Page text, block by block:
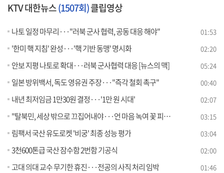
KTV 대한뉴스(1507회)클립영상
나토 일정 마무리···"러북 군사 협력, 공동 대응 해야" 01:53
'한미 핵 지침' 완성···'핵 기반 동맹' 명시화 02:20
안보 지평 나토로 확대···러북 군사협력 대응 [뉴스의 맥] 05:24
일본 방위백서, 독도 영유권 주장···"즉각 철회 촉구" 00:40
내년 최저임금 1만30원 결정···'1만 원 시대' 02:07
"탈북민, 세상 밖으로 끄집어내야···언 마음 녹여 꽃 피우길" 03:15
림팩서 국산 유도로켓 '비궁' 최종 성능 평가 03:04
3천600톤급 국산 잠수함 2번함 기공식 02:00
고대 의대 교수 무기한 휴진···전공의 사직 처리 임박 01:46